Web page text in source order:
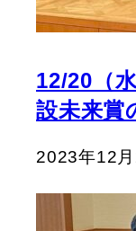
12/20（
設未来賞
2023年12